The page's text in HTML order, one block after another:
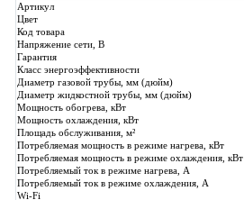
Артикул
Цвет
Код товара
Напряжение сети, В
Гарантия
Класс энергоэффективности
Диаметр газовой трубы, мм (дюйм)
Диаметр жидкостной трубы, мм (дюйм)
Мощность обогрева, кВт
Мощность охлаждения, кВт
Площадь обслуживания, м²
Потребляемая мощность в режиме нагрева, кВт
Потребляемая мощность в режиме охлаждения, кВт
Потребляемый ток в режиме нагрева, A
Потребляемый ток в режиме охлаждения, A
Wi-Fi